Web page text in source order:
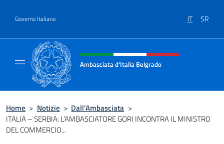
Governo Italiano IT SR
Intestazione sito, social e menù
Ambasciata d'Italia Belgrado
Home > Notizie > Dall’Ambasciata >
ITALIA – SERBIA: L’AMBASCIATORE GORI INCONTRA IL MINISTRO
DEL COMMERCIO...